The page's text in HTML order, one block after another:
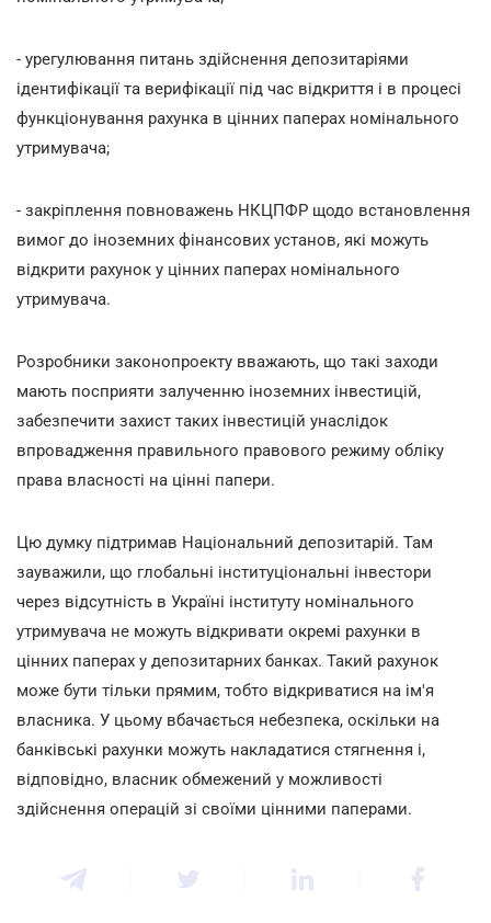
- урегулювання питань здійснення депозитаріями
ідентифікації та верифікації під час відкриття і в процесі
функціонування рахунка в цінних паперах номінального
утримувача;
- закріплення повноважень НКЦПФР щодо встановлення
вимог до іноземних фінансових установ, які можуть
відкрити рахунок у цінних паперах номінального
утримувача.
Розробники законопроекту вважають, що такі заходи
мають посприяти залученню іноземних інвестицій,
забезпечити захист таких інвестицій унаслідок
впровадження правильного правового режиму обліку
права власності на цінні папери.
Цю думку підтримав Національний депозитарій. Там
зауважили, що глобальні інституціональні інвестори
через відсутність в Україні інституту номінального
утримувача не можуть відкривати окремі рахунки в
цінних паперах у депозитарних банках. Такий рахунок
може бути тільки прямим, тобто відкриватися на ім'я
власника. У цьому вбачається небезпека, оскільки на
банківські рахунки можуть накладатися стягнення і,
відповідно, власник обмежений у можливості
здійснення операцій зі своїми цінними паперами.